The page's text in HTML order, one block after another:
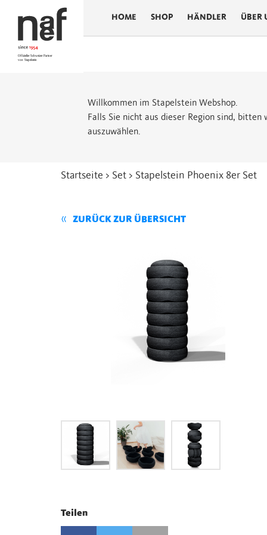
HOME SHOP HÄNDLER ÜBER
Willkommen im Stapelstein Webshop.
Falls Sie nicht aus dieser Region sind,
auszuwählen.
Startseite > Set > Stapelstein Phoenix 8er Set
ZURÜCK ZUR ÜBERSICHT
Teilen